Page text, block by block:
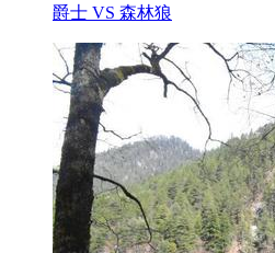
爵士 VS 森林狼